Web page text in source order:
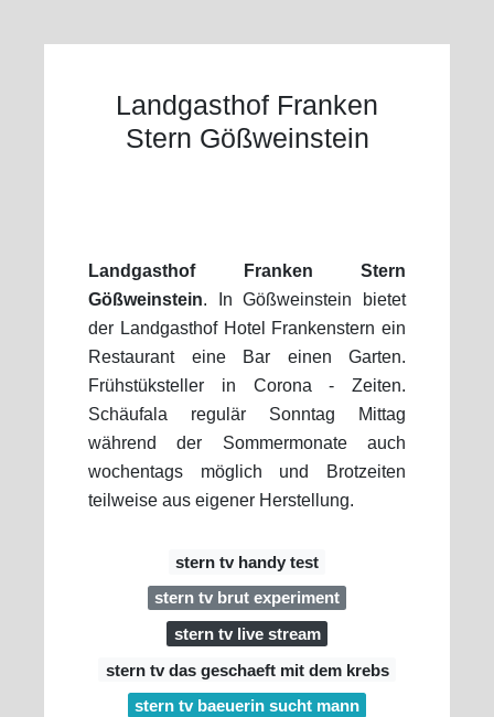
Landgasthof Franken
Stern Gößweinstein
Landgasthof Franken Stern
Gößweinstein. In Gößweinstein bietet
der Landgasthof Hotel Frankenstern ein
Restaurant eine Bar einen Garten.
Frühstüksteller in Corona - Zeiten.
Schäufala regulär Sonntag Mittag
während der Sommermonate auch
wochentags möglich und Brotzeiten
teilweise aus eigener Herstellung.
stern tv handy test
stern tv brut experiment
stern tv live stream
stern tv das geschaeft mit dem krebs
stern tv baeuerin sucht mann